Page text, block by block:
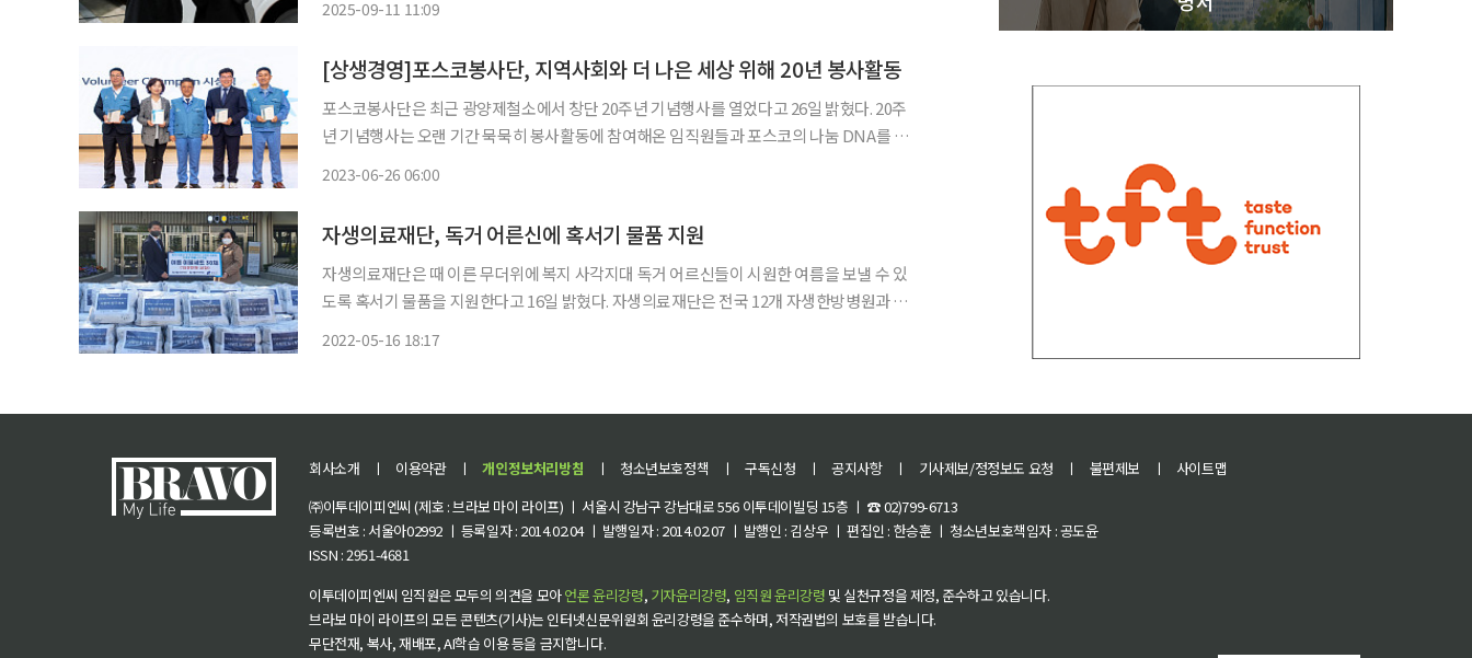
2025-09-11 11:09
[상생경영]포스코봉사단, 지역사회와 더 나은 세상 위해 20년 봉사활동
포스코봉사단은 최근 광양제철소에서 창단 20주년 기념행사를 열었다고 26일 밝혔다. 20주
년 기념행사는 오랜 기간 묵묵히 봉사활동에 참여해온 임직원들과 포스코의 나눔 DNA를 확
2023-06-26 06:00
자생의료재단, 독거 어른신에 혹서기 물품 지원
자생의료재단은 때 이른 무더위에 복지 사각지대 독거 어르신들이 시원한 여름을 보낼 수 있
도록 혹서기 물품을 지원한다고 16일 밝혔다. 자생의료재단은 전국 12개 자생한방병원과 협
2022-05-16 18:17
회사소개 ㅣ 이용약관 ㅣ 개인정보처리방침 ㅣ 청소년보호정책 ㅣ 구독신청 ㅣ 공지사항 ㅣ 기사제보/정정보도 요청 ㅣ 불편제보 ㅣ
사이트맵
㈜이투데이피엔씨 (제호 : 브라보 마이 라이프) ㅣ 서울시 강남구 강남대로 556 이투데이빌딩 15층 ㅣ ☎ 02)799-6713
등록번호 : 서울아02992 ㅣ 등록일자 : 2014.02.04 ㅣ 발행일자 : 2014.02.07 ㅣ 발행인 : 김상우 ㅣ 편집인 : 한승훈 ㅣ 청소년보호책임자 : 공도윤
ISSN : 2951-4681
이투데이피엔씨 임직원은 모두의 의견을 모아언론 윤리강령, 기자윤리강령, 임직원 윤리강령 및 실천규정을 제정, 준수하고 있습니다.
브라보 마이 라이프의 모든 콘텐츠(기사)는 인터넷신문위원회 윤리강령을 준수하며, 저작권법의 보호를 받습니다.
무단전재, 복사, 재배포, AI학습 이용 등을 금지합니다.